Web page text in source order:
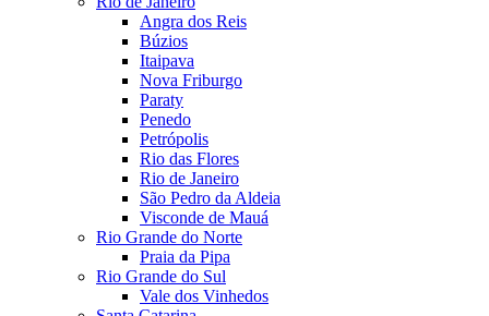
Angra dos Reis
Búzios
Itaipava
Nova Friburgo
Paraty
Penedo
Petrópolis
Rio das Flores
Rio de Janeiro
São Pedro da Aldeia
Visconde de Mauá
Rio Grande do Norte
Praia da Pipa
Rio Grande do Sul
Vale dos Vinhedos